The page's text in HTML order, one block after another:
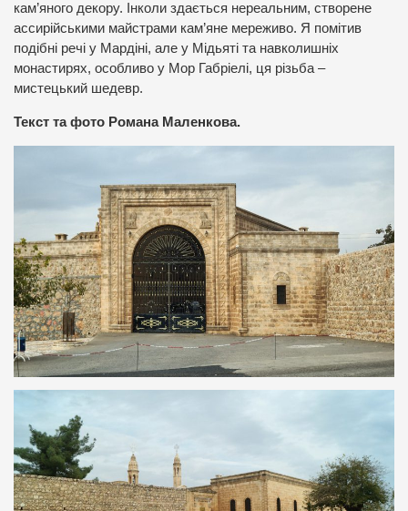
кам’яного декору. Інколи здається нереальним, створене
ассирійськими майстрами кам’яне мереживо. Я помітив
подібні речі у Мардіні, але у Мідьяті та навколишніх
монастирях, особливо у Мор Габріелі, ця різьба –
мистецький шедевр.
Текст та фото Романа Маленкова.